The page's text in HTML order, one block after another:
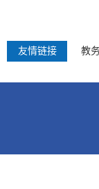
友情链接 教